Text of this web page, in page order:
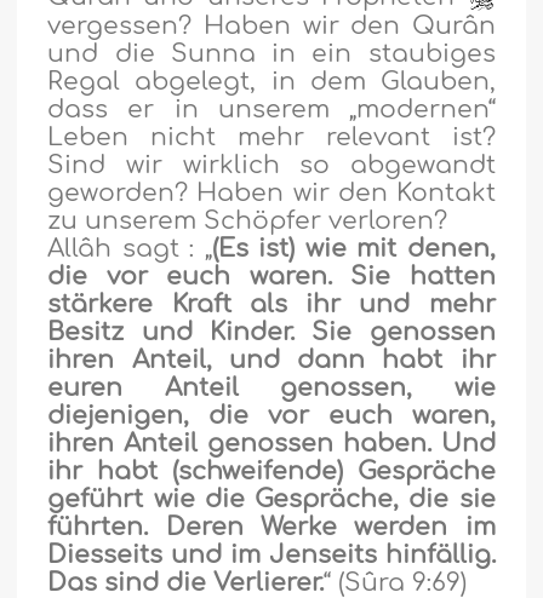
vergessen? Haben wir den Qurân
und die Sunna in ein staubiges
Regal abgelegt, in dem Glauben,
dass er in unserem „modernen“
Leben nicht mehr relevant ist?
Sind wir wirklich so abgewandt
geworden? Haben wir den Kontakt
zu unserem Schöpfer verloren?
Allâh sagt : „(Es ist) wie mit denen,
die vor euch waren. Sie hatten
stärkere Kraft als ihr und mehr
Besitz und Kinder. Sie genossen
ihren Anteil, und dann habt ihr
euren Anteil genossen, wie
diejenigen, die vor euch waren,
ihren Anteil genossen haben. Und
ihr habt (schweifende) Gespräche
geführt wie die Gespräche, die sie
führten. Deren Werke werden im
Diesseits und im Jenseits hinfällig.
Das sind die Verlierer.“ (Sûra 9:69)